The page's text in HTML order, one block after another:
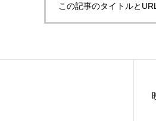
この記事のタイトルと